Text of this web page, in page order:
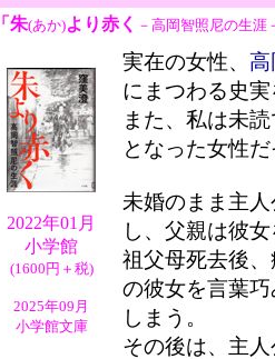
「朱(あか)より赤く －高岡智照尼の生涯
2022年01月
小学館
(1600円＋税)
2025年09月
小学館文庫
実在の女性、
にまつわる史
また、私は未
となった女性
未婚のまま主
し、父親は彼
祖父母死去後
の彼女を言葉
しまう。
その後は、主